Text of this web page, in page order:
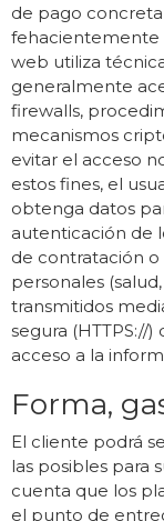
de pago
fehacientemente
web utiliza
generalmente
firewalls,
mecanismos
evitar el acceso
estos fines, el
obtenga datos
autenticación de
de contratación
personales
transmitidos
segura
acceso a la
Forma,
El cliente podrá
las posibles para
cuenta que los
el punto de